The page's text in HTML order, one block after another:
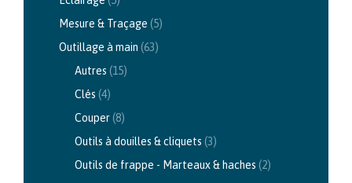
Mesure & Traçage (5)
Outillage à main (63)
Autres (15)
Clés (4)
Couper(8)
Outils à douilles & cliquets (3)
Outils de frappe - Marteaux & haches (2)